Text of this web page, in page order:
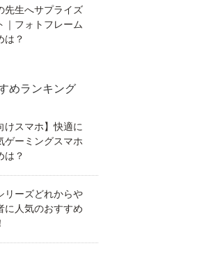
先生へサプライズ
｜フォトフレーム
は？
めランキング
けスマホ】快適に
ゲーミングスマホ
は？
リーズどれからや
に人気のおすすめ